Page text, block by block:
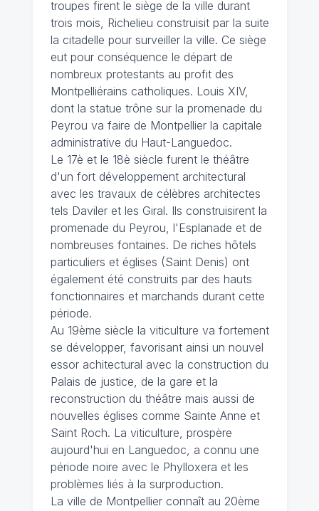
troupes firent le siège de la ville durant
trois mois, Richelieu construisit par la suite
la citadelle pour surveiller la ville. Ce siège
eut pour conséquence le départ de
nombreux protestants au profit des
Montpelliérains catholiques. Louis XIV,
dont la statue trône sur la promenade du
Peyrou va faire de Montpellier la capitale
administrative du Haut-Languedoc.
Le 17è et le 18è siècle furent le théâtre
d'un fort développement architectural
avec les travaux de célèbres architectes
tels Daviler et les Giral. Ils construisirent la
promenade du Peyrou, l'Esplanade et de
nombreuses fontaines. De riches hôtels
particuliers et églises (Saint Denis) ont
également été construits par des hauts
fonctionnaires et marchands durant cette
période.
Au 19ème siècle la viticulture va fortement
se développer, favorisant ainsi un nouvel
essor achitectural avec la construction du
Palais de justice, de la gare et la
reconstruction du théâtre mais aussi de
nouvelles églises comme Sainte Anne et
Saint Roch. La viticulture, prospère
aujourd'hui en Languedoc, a connu une
période noire avec le Phylloxera et les
problèmes liés à la surproduction.
La ville de Montpellier connaît au 20ème